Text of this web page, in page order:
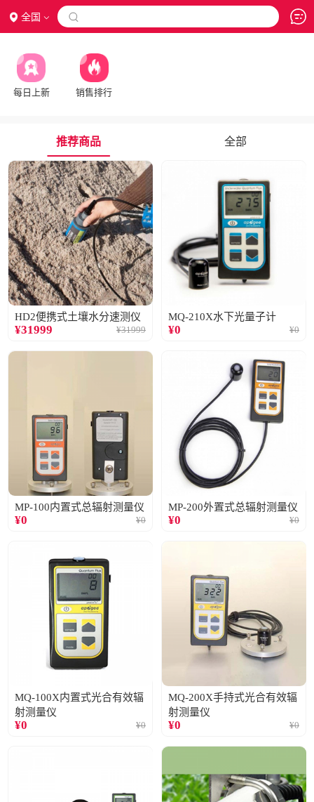
全国 
每日上新 销售排行
推荐商品 全部
HD2便携式土壤水分速测仪
¥31999 ¥31999
MQ-210X水下光量子计
¥0 ¥0
MP-100内置式总辐射测量仪
¥0 ¥0
MP-200外置式总辐射测量仪
¥0 ¥0
MQ-100X内置式光合有效辐
射测量仪
¥0 ¥0
MQ-200X手持式光合有效辐
射测量仪
¥0 ¥0